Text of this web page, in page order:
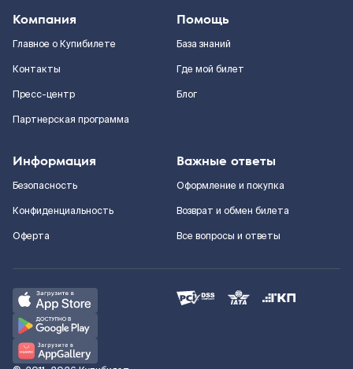
Компания
Главное о Купибилете
Контакты
Пресс-центр
Партнерская программа
Помощь
База знаний
Где мой билет
Блог
Информация
Безопасность
Конфиденциальность
Оферта
Важные ответы
Оформление и покупка
Возврат и обмен билета
Все вопросы и ответы